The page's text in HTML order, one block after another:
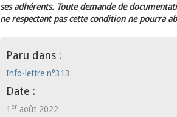
ses adhérents. Toute demande de
ne respectant pas cette condition ne pourra
Paru dans :
Info-lettre n°313
Date :
1 er août 2022